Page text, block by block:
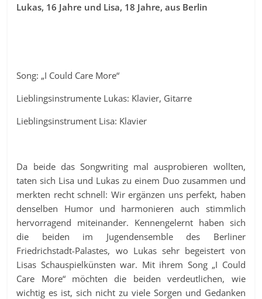
Lukas, 16 Jahre und Lisa, 18 Jahre, aus Berlin
Song: „I Could Care More“
Lieblingsinstrumente Lukas: Klavier, Gitarre
Lieblingsinstrument Lisa: Klavier
Da beide das Songwriting mal ausprobieren wollten,
taten sich Lisa und Lukas zu einem Duo zusammen und
merkten recht schnell: Wir ergänzen uns perfekt, haben
denselben Humor und harmonieren auch stimmlich
hervorragend miteinander. Kennengelernt haben sich
die beiden im Jugendensemble des Berliner
Friedrichstadt-Palastes, wo Lukas sehr begeistert von
Lisas Schauspielkünsten war. Mit ihrem Song „I Could
Care More“ möchten die beiden verdeutlichen, wie
wichtig es ist, sich nicht zu viele Sorgen und Gedanken